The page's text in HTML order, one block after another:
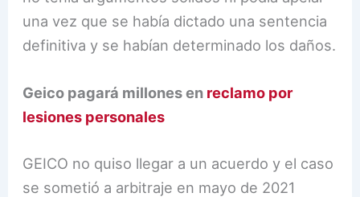
una vez que se había dictado una sentencia
definitiva y se habían determinado los daños.
Geico pagará millones en reclamo por
lesiones personales
GEICO no quiso llegar a un acuerdo y el caso
se sometió a arbitraje en mayo de 2021